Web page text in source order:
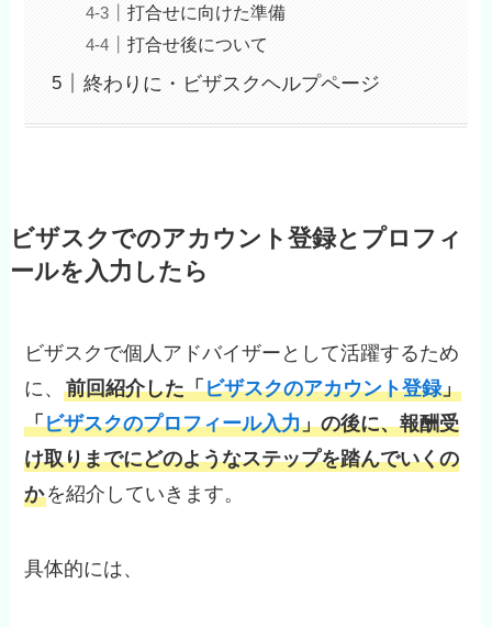
打合せに向けた準備
打合せ後について
終わりに・ビザスクヘルプページ
ビザスクでのアカウント登録とプロフィ
ールを入力したら
ビザスクで個人アドバイザーとして活躍するため
に、前回紹介した「ビザスクのアカウント登録」
「ビザスクのプロフィール入力」の後に、報酬受
け取りまでにどのようなステップを踏んでいくの
かを紹介していきます。
具体的には、